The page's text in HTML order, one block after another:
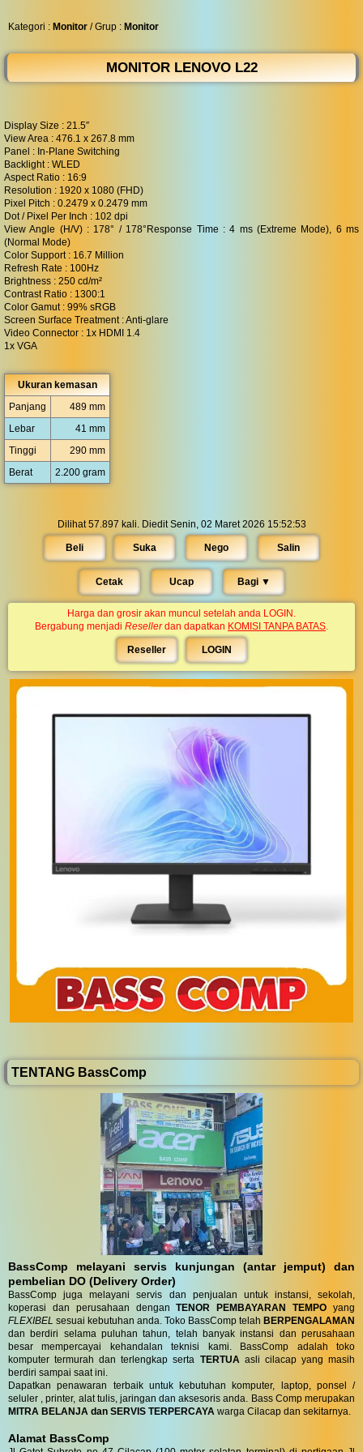
Kategori : Monitor / Grup : Monitor
MONITOR LENOVO L22
Display Size : 21.5″
View Area : 476.1 x 267.8 mm
Panel : In-Plane Switching
Backlight : WLED
Aspect Ratio : 16:9
Resolution : 1920 x 1080 (FHD)
Pixel Pitch : 0.2479 x 0.2479 mm
Dot / Pixel Per Inch : 102 dpi
View Angle (H/V) : 178° / 178°Response Time : 4 ms (Extreme Mode), 6 ms
(Normal Mode)
Color Support : 16.7 Million
Refresh Rate : 100Hz
Brightness : 250 cd/m²
Contrast Ratio : 1300:1
Color Gamut : 99% sRGB
Screen Surface Treatment : Anti-glare
Video Connector : 1x HDMI 1.4
1x VGA
Ukuran kemasan
Panjang
489 mm
Lebar
41 mm
Tinggi
290 mm
Berat
2.200 gram
Dilihat 57.897 kali. Diedit Senin, 02 Maret 2026 15:52:53
Beli Suka Nego Salin
Cetak Ucap Bagi ▼︎
Harga dan grosir akan muncul setelah anda LOGIN.
Bergabung menjadi Resellerdan dapatkan KOMISI TANPA BATAS.
Reseller LOGIN
TENTANG BassComp
BassComp melayani servis kunjungan (antar jemput) dan
pembelian DO (Delivery Order)
BassComp juga melayani servis dan penjualan untuk instansi, sekolah,
koperasi dan perusahaan denganTENOR PEMBAYARAN TEMPO yang
FLEXIBEL sesuai kebutuhan anda. Toko BassComp telah BERPENGALAMAN
dan berdiri selama puluhan tahun, telah banyak instansi dan perusahaan
besar mempercayai kehandalan teknisi kami. BassComp adalah toko
komputer termurah dan terlengkap serta TERTUA asli cilacap yang masih
berdiri sampai saat ini.
Dapatkan penawaran terbaik untuk kebutuhan komputer, laptop, ponsel /
seluler , printer, alat tulis, jaringan dan aksesoris anda. Bass Comp merupakan
MITRA BELANJA dan SERVIS TERPERCAYA warga Cilacap dan sekitarnya.
Alamat BassComp